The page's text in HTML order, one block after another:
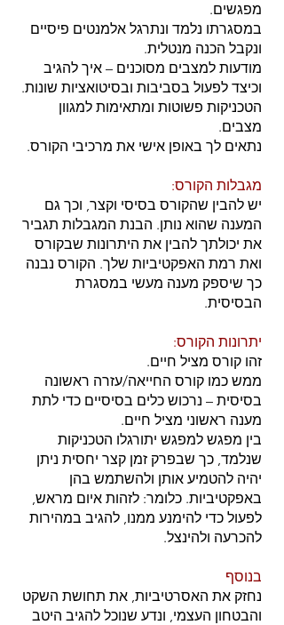
מפגשים.
במסגרתו נלמד ונתרגל אלמנטים פיסיים
ונקבל הכנה מנטלית.
מודעות למצבים מסוכנים – איך להגיב
וכיצד לפעול בסביבות ובסיטואציות שונות.
הטכניקות פשוטות ומתאימות למגוון
מצבים.
נתאים לך באופן אישי את מרכיבי הקורס.
מגבלות הקורס:
יש להבין שהקורס בסיסי וקצר, וכך גם
המענה שהוא נותן. הבנת המגבלות תגביר
את יכולתך להבין את היתרונות שבקורס
ואת רמת האפקטיביות שלך. הקורס נבנה
כך שיספק מענה מעשי במסגרת
הבסיסית.
יתרונות הקורס:
זהו קורס מציל חיים.
ממש כמו קורס החייאה/עזרה ראשונה
בסיסית – נרכוש כלים בסיסיים כדי לתת
מענה ראשוני מציל חיים.
בין מפגש למפגש יתורגלו הטכניקות
שנלמד, כך שבפרק זמן קצר יחסית ניתן
יהיה להטמיע אותן ולהשתמש בהן
באפקטיביות. כלומר: לזהות איום מראש,
לפעול כדי להימנע ממנו, להגיב במהירות
להכרעה ולהינצל.
בנוסף
נחזק את האסרטיביות, את תחושת השקט
והבטחון העצמי, ונדע שנוכל להגיב היטב